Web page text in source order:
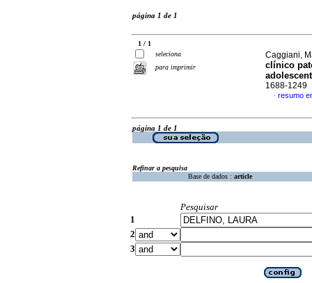
página 1 de 1
1 / 1
seleciona
para imprimir
Caggiani,
clínico
1688-1249
· resumo
página 1 de 1
Refinar a pesquisa
Base de dados : article
Pesquisar
1
2
3